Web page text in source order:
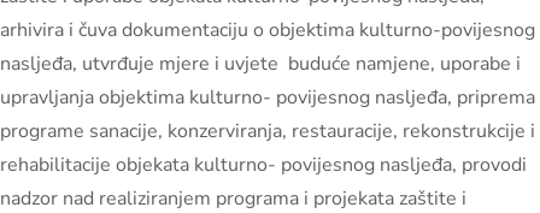
arhivira i čuva dokumentaciju o objektima kulturno-povijesnog
nasljeđa, utvrđuje mjere i uvjete buduće namjene, uporabe i
upravljanja objektima kulturno- povijesnog nasljeđa, priprema
programe sanacije, konzerviranja, restauracije, rekonstrukcije i
rehabilitacije objekata kulturno- povijesnog nasljeđa, provodi
nadzor nad realiziranjem programa i projekata zaštite i